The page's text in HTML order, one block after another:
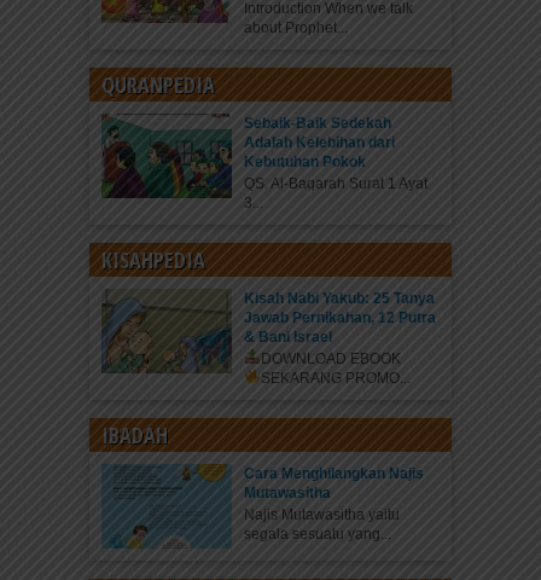
Introduction When we talk
about Prophet...
QURANPEDIA
Sebaik-Baik Sedekah
Adalah Kelebihan dari
Kebutuhan Pokok
QS. Al-Baqarah Surat 1 Ayat
3...
KISAHPEDIA
Kisah Nabi Yakub: 25 Tanya
Jawab Pernikahan, 12 Putra
& Bani Israel
DOWNLOAD EBOOK
SEKARANG PROMO...
IBADAH
Cara Menghilangkan Najis
Mutawasitha
Najis Mutawasitha yaitu
segala sesuatu yang...